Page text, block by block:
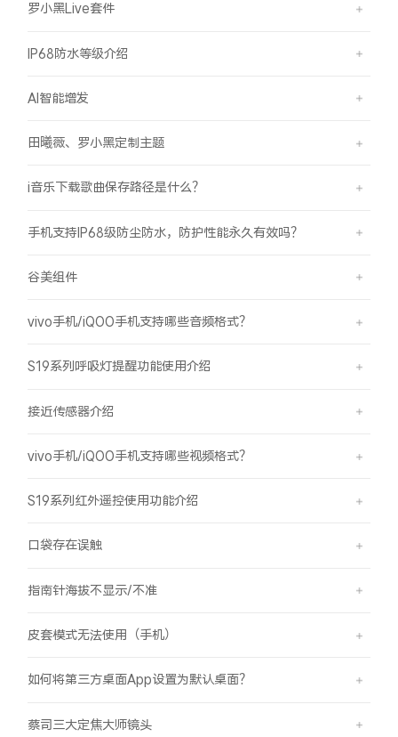
罗小黑Live套件
IP68防水等级介绍
AI智能增发
田曦薇、罗小黑定制主题
i音乐下载歌曲保存路径是什么？
手机支持IP68级防尘防水，防护性能永久有效吗？
谷美组件
vivo手机/iQOO手机支持哪些音频格式？
S19系列呼吸灯提醒功能使用介绍
接近传感器介绍
vivo手机/iQOO手机支持哪些视频格式？
S19系列红外遥控使用功能介绍
口袋存在误触
指南针海拔不显示/不准
皮套模式无法使用（手机）
如何将第三方桌面App设置为默认桌面？
蔡司三大定焦大师镜头